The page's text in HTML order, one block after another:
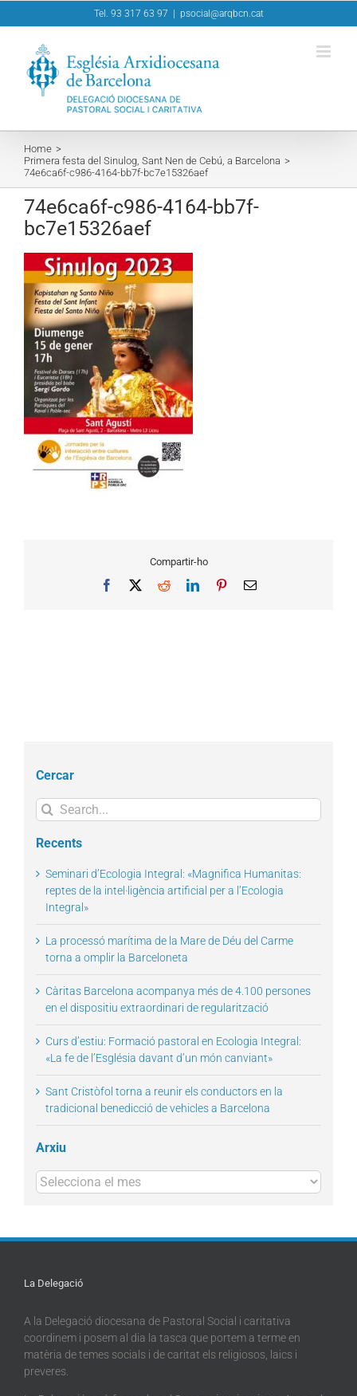
to
Tel. 93 317 63 97 psocial@arqbcn.cat
Home
Primera festa del Sinulog, Sant Nen de Cebú, a Barcelona
74e6ca6f-c986-4164-bb7f-bc7e15326aef
74e6ca6f-c986-4164-bb7f-
bc7e15326aef
Compartir-ho
Facebook RedditLinkedInPinterestEmail
Cercar
Search
for:
Recents
Seminari d’Ecologia Integral: «Magnifica Humanitas:
reptes de la intel·ligència artificial per a l’Ecologia
Integral»
La processó marítima de la Mare de Déu del Carme
torna a omplir la Barceloneta
Càritas Barcelona acompanya més de 4.100 persones
en el dispositiu extraordinari de regularització
Curs d’estiu: Formació pastoral en Ecologia Integral:
«La fe de l’Església davant d’un món canviant»
Sant Cristòfol torna a reunir els conductors en la
tradicional benedicció de vehicles a Barcelona
Arxiu
Arxius
La Delegació
A la Delegació diocesana de Pastoral Social i caritativa
coordinem i posem al dia la tasca que portem a terme en
matèria de temes socials i de caritat els religiosos, laics i
preveres.